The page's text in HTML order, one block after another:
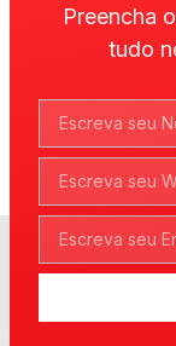
Preencha
tudo